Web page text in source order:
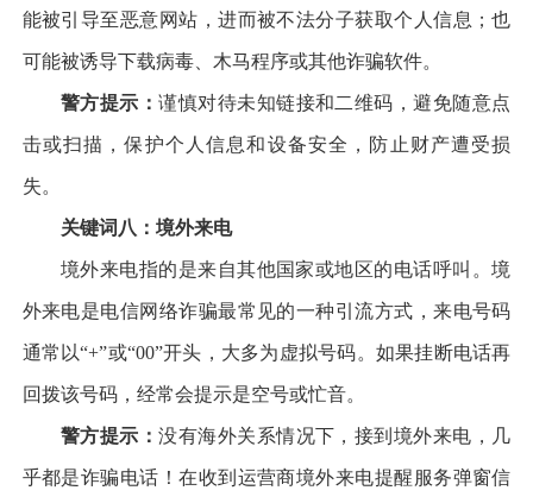
能被引导至恶意网站，进而被不法分子获取个人信息；也
可能被诱导下载病毒、木马程序或其他诈骗软件。
警方提示：谨慎对待未知链接和二维码，避免随意点
击或扫描，保护个人信息和设备安全，防止财产遭受损
失。
关键词八：境外来电
境外来电指的是来自其他国家或地区的电话呼叫。境
外来电是电信网络诈骗最常见的一种引流方式，来电号码
通常以“+”或“00”开头，大多为虚拟号码。如果挂断电话再
回拨该号码，经常会提示是空号或忙音。
警方提示：没有海外关系情况下，接到境外来电，几
乎都是诈骗电话！在收到运营商境外来电提醒服务弹窗信